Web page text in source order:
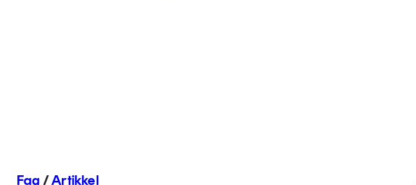
Fag /Artikkel